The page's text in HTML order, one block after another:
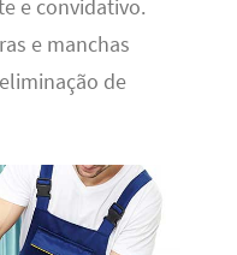
e convidativo.
e manchas
de